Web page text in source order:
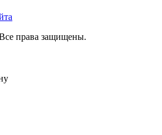
права защищены.